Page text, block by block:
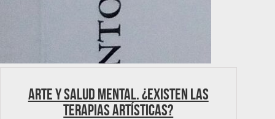
Arte y salud mental. ¿Existen las
terapias artísticas?